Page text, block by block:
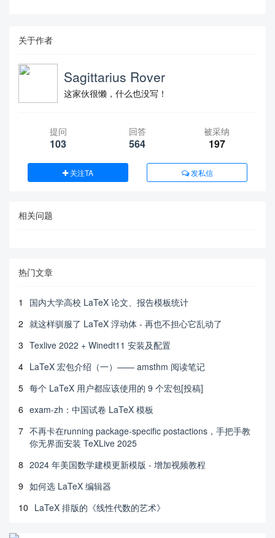
关于作者
Sagittarius Rover
这家伙很懒，什么也没写！
提问
103
回答
564
被采纳
197
关注TA 发私信
相关问题
热门文章
1
国内大学高校 LaTeX 论文、报告模板统计
2 就这样驯服了 LaTeX 浮动体 - 再也不担心它乱动了
3 Texlive 2022 + Winedt11 安装及配置
4 LaTeX 宏包介绍（一）—— amsthm 阅读笔记
5 每个 LaTeX 用户都应该使用的 9 个宏包[投稿]
6 exam-zh：中国试卷 LaTeX 模板
7 不再卡在running package-specific postactions，手把手教
你无界面安装 TeXLive 2025
8 2024 年美国数学建模更新模版 - 增加视频教程
9 如何选 LaTeX 编辑器
10 LaTeX 排版的《线性代数的艺术》